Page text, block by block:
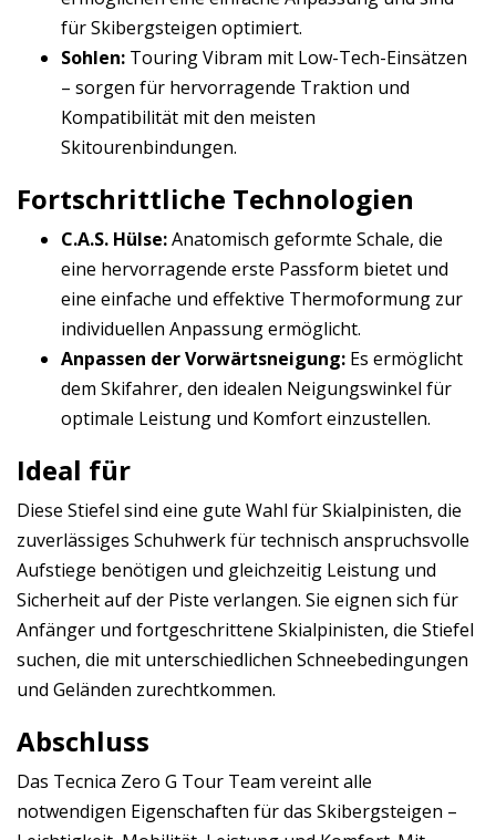
für Skibergsteigen optimiert.
Sohlen: Touring Vibram mit Low-Tech-Einsätzen
– sorgen für hervorragende Traktion und
Kompatibilität mit den meisten
Skitourenbindungen.
Fortschrittliche Technologien
C.A.S. Hülse:Anatomisch geformte Schale, die
eine hervorragende erste Passform bietet und
eine einfache und effektive Thermoformung zur
individuellen Anpassung ermöglicht.
Anpassen der Vorwärtsneigung: Es ermöglicht
dem Skifahrer, den idealen Neigungswinkel für
optimale Leistung und Komfort einzustellen.
Ideal für
Diese Stiefel sind eine gute Wahl für Skialpinisten, die
zuverlässiges Schuhwerk für technisch anspruchsvolle
Aufstiege benötigen und gleichzeitig Leistung und
Sicherheit auf der Piste verlangen. Sie eignen sich für
Anfänger und fortgeschrittene Skialpinisten, die Stiefel
suchen, die mit unterschiedlichen Schneebedingungen
und Geländen zurechtkommen.
Abschluss
Das Tecnica Zero G Tour Team vereint alle
notwendigen Eigenschaften für das Skibergsteigen –